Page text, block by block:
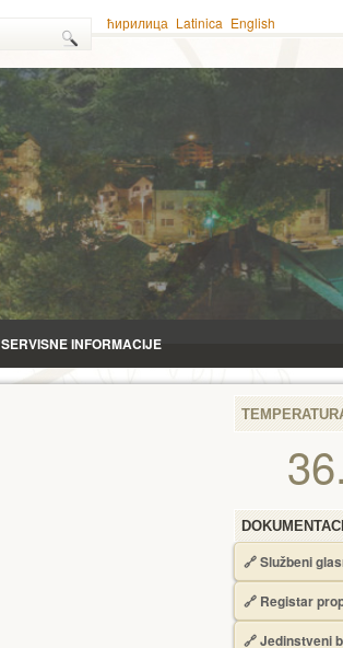
ћирилица Latinica English
SERVISNE INFORMACIJE
🔗Službeni
🔗 Registar
🔗Jedinstveni